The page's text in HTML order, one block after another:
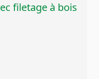
filetage à bois